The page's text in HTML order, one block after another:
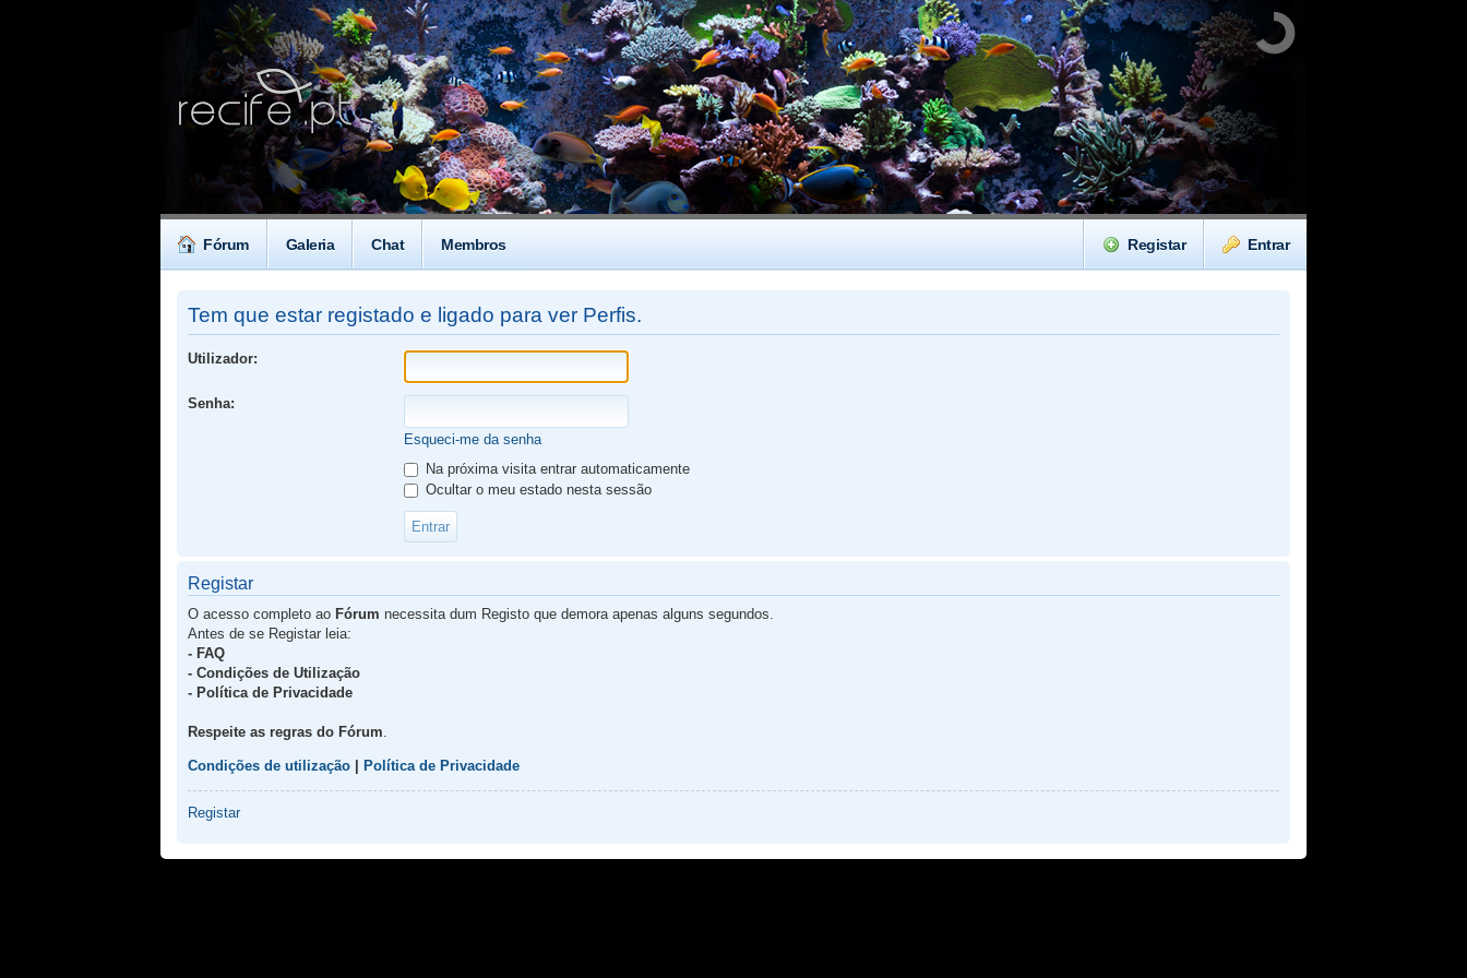
Fórum Galeria Chat Membros Entrar
Registar
Tem que estar registado e ligado para ver Perfis.
Utilizador:
Senha:
Esqueci-me da senha
Na próxima visita entrar automaticamente
Ocultar o meu estado nesta sessão
Registar
O acesso completo ao Fórum necessita dum Registo que demora apenas alguns segundos.
Antes de se Registar leia:
- FAQ
- Condições de Utilização
- Política de Privacidade
Respeite as regras do Fórum
Condições de utilização Política de Privacidade
Registar